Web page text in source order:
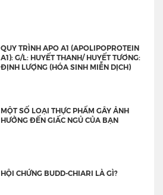
QUY TRÌNH APO A1 (APOLIPOPROTEIN
A1): G/L: HUYẾT THANH/ HUYẾT TƯƠNG:
ĐỊNH LƯỢNG (HÓA SINH MIỄN DỊCH)
MỘT SỐ LOẠI THỰC PHẨM GÂY ẢNH
HƯỞNG ĐẾN GIẤC NGỦ CỦA BẠN
HỘI CHỨNG BUDD-CHIARI LÀ GÌ?